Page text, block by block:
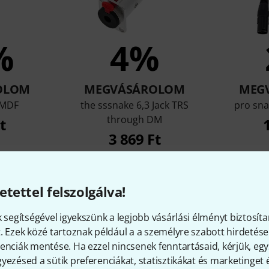
felszolgálva!
segítségével igyekszünk a legjobb vásárlási élményt
Ezek közé tartoznak például a a személyre szabott
mentése. Ha ezzel nincsenek fenntartásaid, kérjük,
a sütik preferenciákat, statisztikákat és marketinget
4%
MEGVÁSÁROLOM
the sssnake 6,3 Jack TRS
through DM
3 869 Ft
pro
Összehasonlítás